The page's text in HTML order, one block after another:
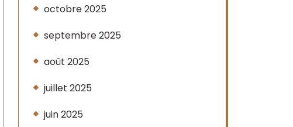
octobre 2025
septembre 2025
août 2025
juillet 2025
juin 2025